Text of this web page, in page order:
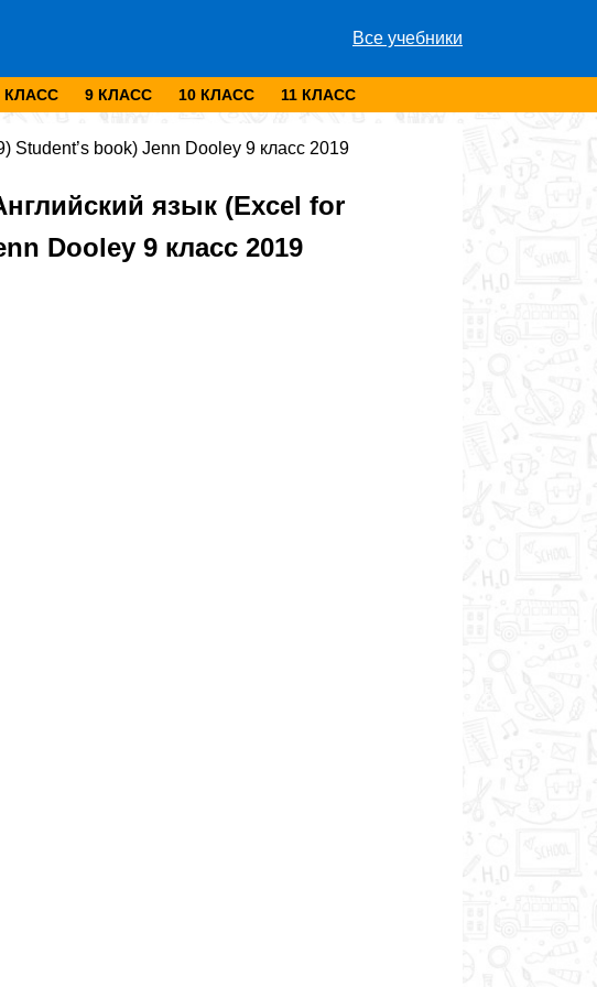
Все учебники
КЛАСС 9 КЛАСС 10 КЛАСС 11 КЛАСС
Student’s book) Jenn Dooley 9 класс 2019
язык (Excel for
Dooley 9 класс 2019